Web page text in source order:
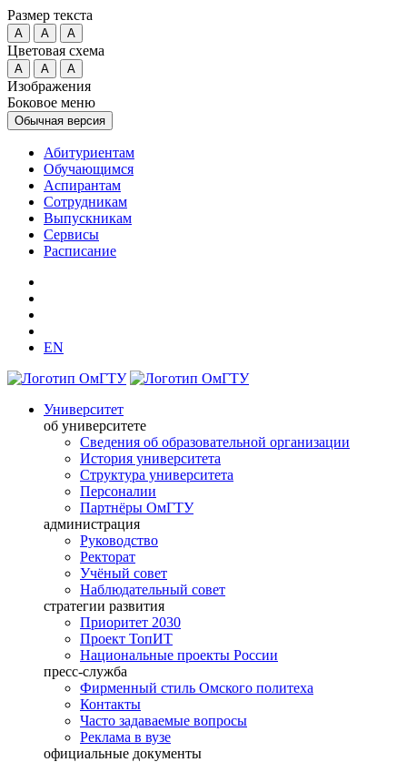
Размер текста
A A A
Цветовая схема
A A A
Изображения
Боковое меню
Обычная версия
Абитуриентам
Обучающимся
Аспирантам
Сотрудникам
Выпускникам
Сервисы
Расписание
EN
Университет
об университете
Сведения об образовательной организации
История университета
Структура университета
Персоналии
Партнёры ОмГТУ
администрация
Руководство
Ректорат
Учёный совет
Наблюдательный совет
стратегии развития
Приоритет 2030
Проект ТопИТ
Национальные проекты России
пресс-служба
Фирменный стиль Омского политеха
Контакты
Часто задаваемые вопросы
Реклама в вузе
официальные документы